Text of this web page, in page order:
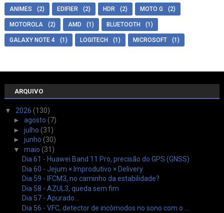
ANIMES (2) EDIFIER (2) HDR (2) MOTO G (2)
MOTOROLA (2) AMD (1) BLUETOOTH (1)
GALAXY NOTE 4 (1) LOGITECH (1) MICROSOFT (1)
ARQUIVO
▼ 2026 (130)
► agosto (7)
► julho (31)
► junho (30)
▼ maio (31)
Dia 61 - Huawei Band 11 Pro, precisão do GPS (GNSS)
Dia 60 - Jejum × Improdutivo × Delivery
Dia 59 - IFCM3, no caminho da estabilidade?
Dia 58 - AZUL3, queda sem fim
Dia 57 - Apurado...
Dia 56 - VFC, detector de incômodos no sono com o ...